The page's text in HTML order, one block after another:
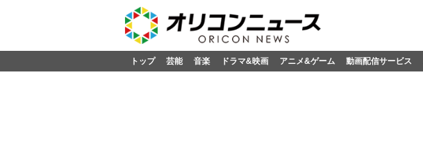
トップ 芸能 音楽 ドラマ&映画 アニメ&ゲーム 動画配信サービス